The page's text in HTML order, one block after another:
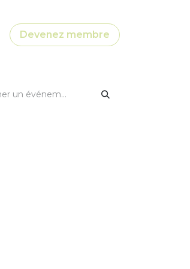
Devenez membre